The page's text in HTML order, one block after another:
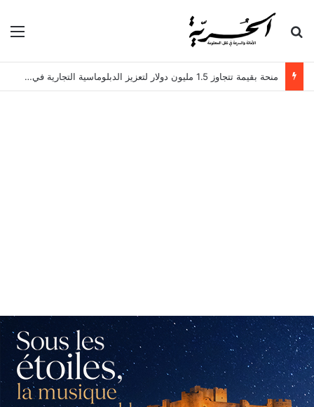
بحث عن
منحة بقيمة تتجاوز 1.5 مليون دولار لتعزيز الدبلوماسية التجارية في تونس!